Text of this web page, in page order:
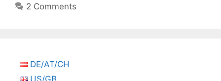
2 Comments
DE/AT/CH